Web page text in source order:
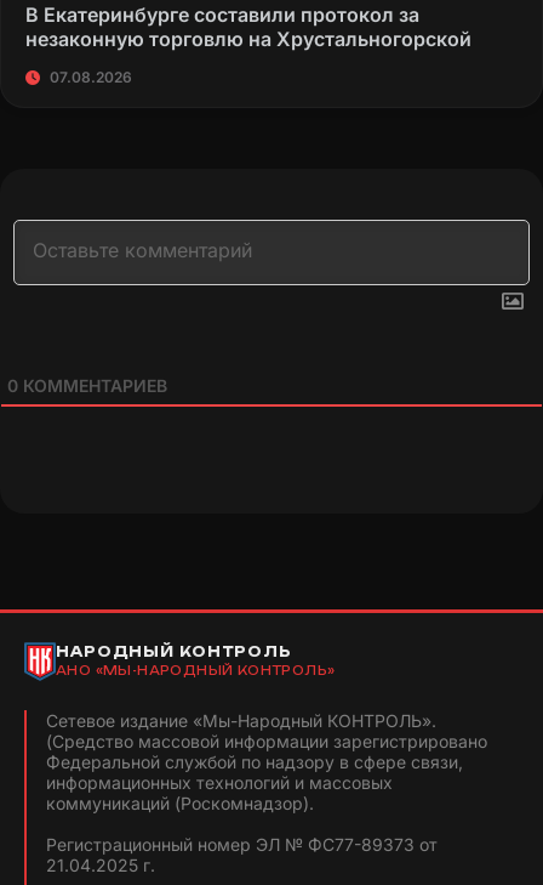
В Екатеринбурге составили протокол за
незаконную торговлю на Хрустальногорской
07.08.2026
0 КОММЕНТАРИЕВ
НАРОДНЫЙ КОНТРОЛЬ
АНО «МЫ-НАРОДНЫЙ КОНТРОЛЬ»
Сетевое издание «Мы-Народный КОНТРОЛЬ».
(Средство массовой информации зарегистрировано
Федеральной службой по надзору в сфере связи,
информационных технологий и массовых
коммуникаций (Роскомнадзор).
Регистрационный номер ЭЛ № ФС77-89373 от
21.04.2025 г.